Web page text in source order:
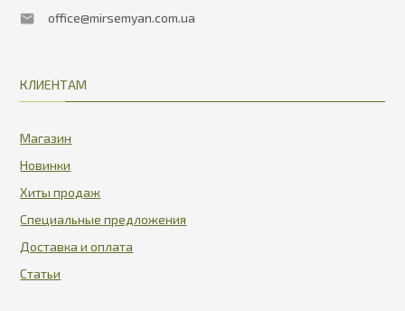
office@mirsemyan.com.ua
КЛИЕНТАМ
Магазин
Новинки
Хиты продаж
Специальные предложения
Доставка и оплата
Статьи